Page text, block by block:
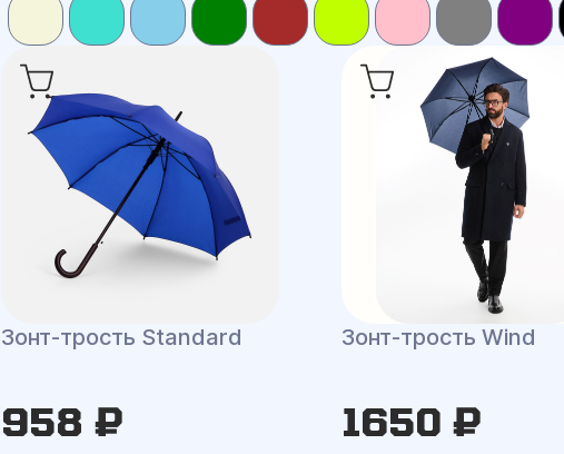
Зонт-трость Standard
958 ₽
Зонт-трость Wind
1650 ₽